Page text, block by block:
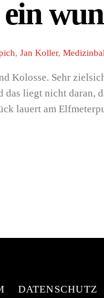
, Jan Koller,
Kolosse. Sehr
liegt nicht daran,
lauert am
DATENSCHUTZ